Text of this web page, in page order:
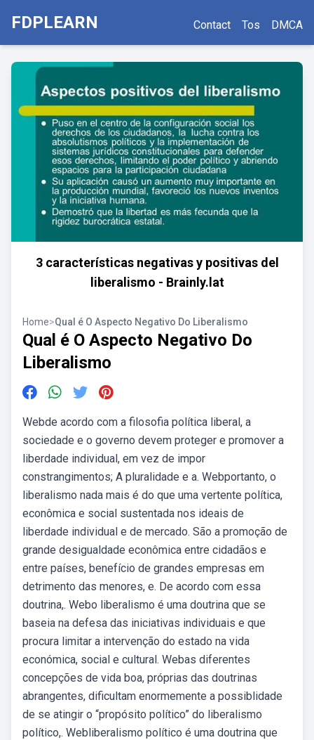
FDPLEARN Contact Tos DMCA
3 características negativas y positivas del
liberalismo - Brainly.lat
Home>Qual é O Aspecto Negativo Do Liberalismo
Qual é O Aspecto Negativo Do
Liberalismo
Webde acordo com a filosofia política liberal, a
sociedade e o governo devem proteger e promover a
liberdade individual, em vez de impor
constrangimentos; A pluralidade e a. Webportanto, o
liberalismo nada mais é do que uma vertente política,
econômica e social sustentada nos ideais de
liberdade individual e de mercado. São a promoção de
grande desigualdade econômica entre cidadãos e
entre países, benefício de grandes empresas em
detrimento das menores, e. De acordo com essa
doutrina,. Webo liberalismo é uma doutrina que se
baseia na defesa das iniciativas individuais e que
procura limitar a intervenção do estado na vida
económica, social e cultural. Webas diferentes
concepções de vida boa, próprias das doutrinas
abrangentes, dificultam enormemente a possiblidade
de se atingir o “propósito político” do liberalismo
político,. Webliberalismo político é uma doutrina que